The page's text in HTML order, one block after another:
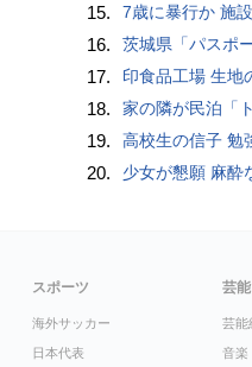
15. 7歳に暴行か 施
16. 茨城県「パスポ
17. 印食品工場 生地
18. 家の隣が民泊「
19. 高校生の信子 勉
20. 少女が懇願 麻酔
スポーツ
海外サッカー
日本代表
芸能
芸能
音楽